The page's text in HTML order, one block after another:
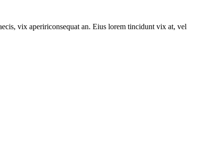
vix apeririconsequat an. Eius lorem tincidunt vix at, vel